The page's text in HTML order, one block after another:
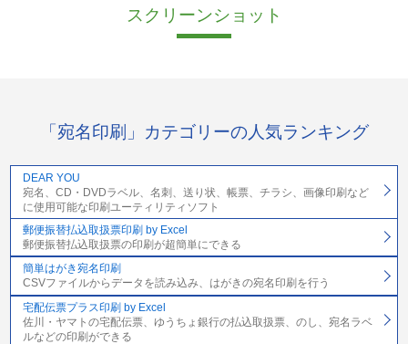
スクリーンショット
「宛名印刷」カテゴリーの人気ランキング
DEAR YOU
宛名、CD・DVDラベル、名刺、送り状、帳票、チラシ、画像印刷など
に使用可能な印刷ユーティリティソフト
郵便振替払込取扱票印刷 by Excel
郵便振替払込取扱票の印刷が超簡単にできる
簡単はがき宛名印刷
CSVファイルからデータを読み込み、はがきの宛名印刷を行う
宅配伝票プラス印刷 by Excel
佐川・ヤマトの宅配伝票、ゆうちょ銀行の払込取扱票、のし、宛名ラベ
ルなどの印刷ができる